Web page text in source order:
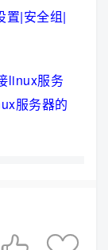
置|安全组|
linux服务
服务器的